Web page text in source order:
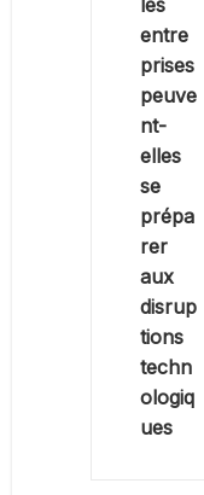
entre
prises
peuve
nt-
elles
se
prépa
rer
aux
disrup
tions
techn
ologiq
ues